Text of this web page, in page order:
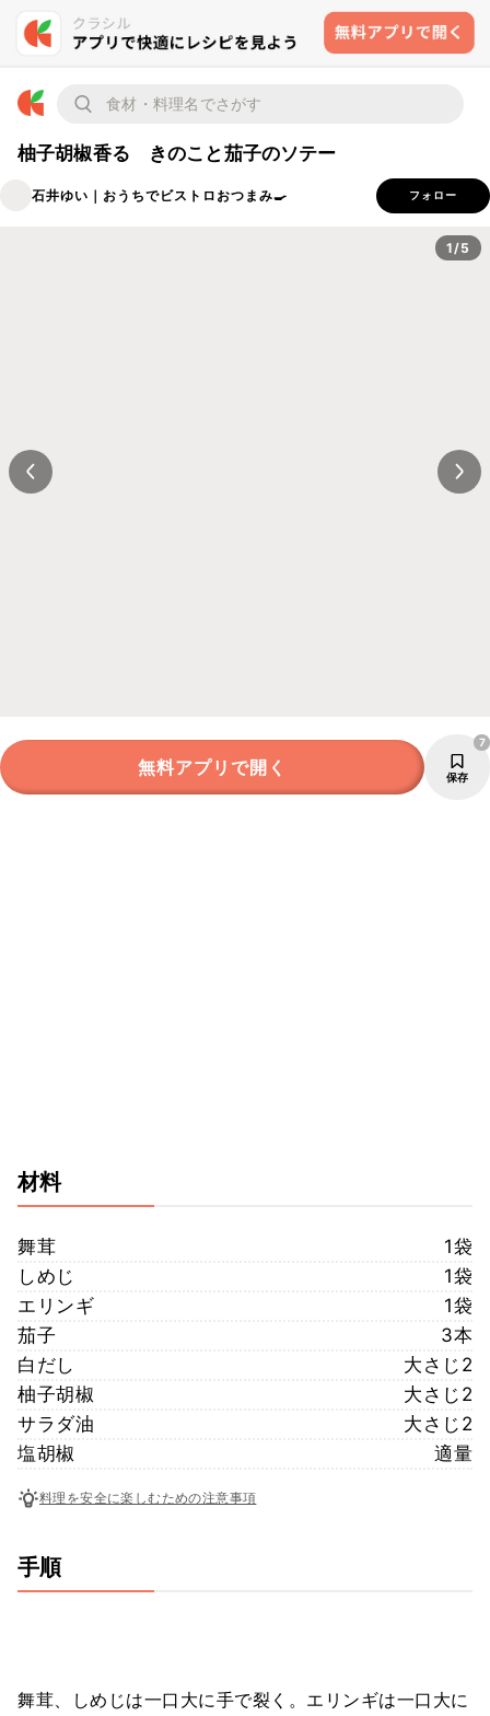
柚子胡椒香る きのこと茄子のソテー
石井ゆい｜おうちでビストロおつまみ🍳 フォロー
1/5
無料アプリで開く 保存
7
材料
舞茸
1袋
しめじ
1袋
エリンギ
1袋
茄子
3本
白だし
大さじ2
柚子胡椒
大さじ2
サラダ油
大さじ2
塩胡椒
適量
料理を安全に楽しむための注意事項
手順
舞茸、しめじは一口大に手で裂く。エリンギは一口大に